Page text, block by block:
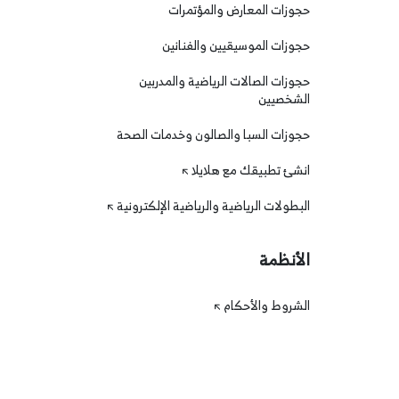
حجوزات المعارض والمؤتمرات
حجوزات الموسيقيين والفنانين
حجوزات الصالات الرياضية والمدربين
الشخصيين
حجوزات السبا والصالون وخدمات الصحة
انشئ تطبيقك مع هلايلا
البطولات الرياضية والرياضية الإلكترونية
الأنظمة
الشروط والأحكام